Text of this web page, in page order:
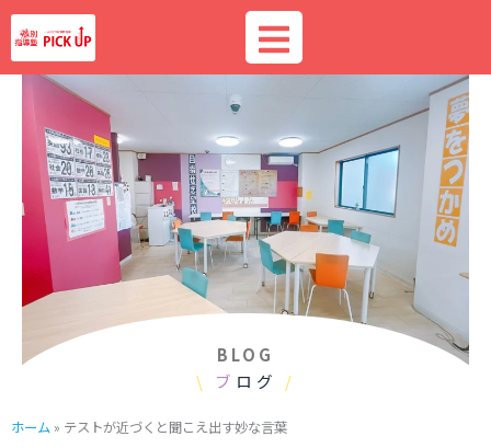
内
容
を
BLOG
\
ブ ログ /
ホーム » テストが近づくと聞こえ出す妙な言葉